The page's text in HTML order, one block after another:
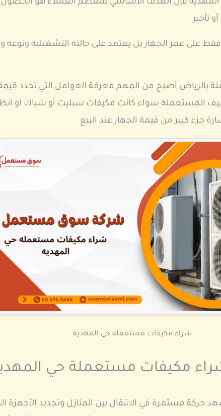
فإن الهدف الأساسي لمعظم العملاء هو
تأخير
على عمر الجهاز بل يعتمد على حالته التشغيلية
بالرياض أصبح من المهم معرفة العوامل التي تحدد
المستعملة سواء كانت مكيفات سبليت أو شباك أو
جزء كبير من قيمة الجهاز عند البيع
شراء مكيفات مستعمله حي المهديه
مكيفات مستعملة حي
حركة مستمرة في الانتقال بين المنازل وتجديد الأجهزة